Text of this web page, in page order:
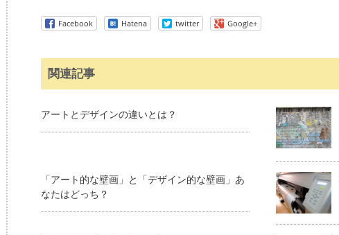
Facebook Hatena twitter Google+
関連記事
アートとデザインの違いとは？
「アート的な壁画」と「デザイン的な壁画」あ
なたはどっち？